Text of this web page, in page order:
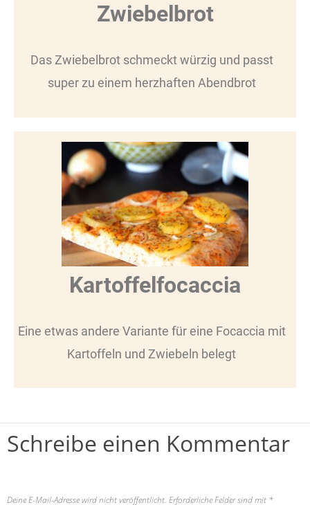
Zwiebelbrot
Das Zwiebelbrot schmeckt würzig und passt
super zu einem herzhaften Abendbrot
Kartoffelfocaccia
Eine etwas andere Variante für eine Focaccia mit
Kartoffeln und Zwiebeln belegt
Schreibe einen Kommentar
Deine E-Mail-Adresse wird nicht veröffentlicht. Erforderliche Felder sind mit *